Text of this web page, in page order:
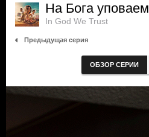
На Бога уповаем
In God We Trust
Предыдущая серия
ОБЗОР СЕРИИ